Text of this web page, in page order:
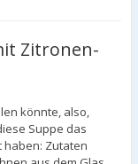
Zitronen-
könnte, also,
Suppe das
haben: Zutaten